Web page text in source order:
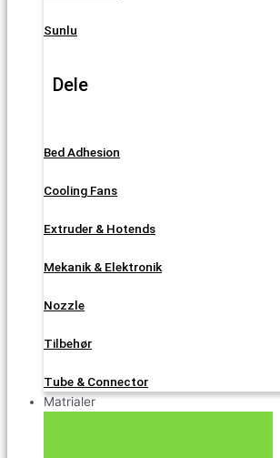
Sunlu
Dele
Bed Adhesion
Cooling Fans
Extruder & Hotends
Mekanik & Elektronik
Nozzle
Tilbehør
Tube & Connector
Matrialer